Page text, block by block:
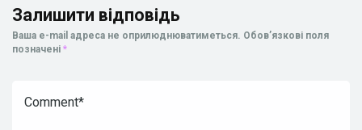
Залишити відповідь
Ваша e-mail адреса не оприлюднюватиметься. Обов’язкові поля
позначені *